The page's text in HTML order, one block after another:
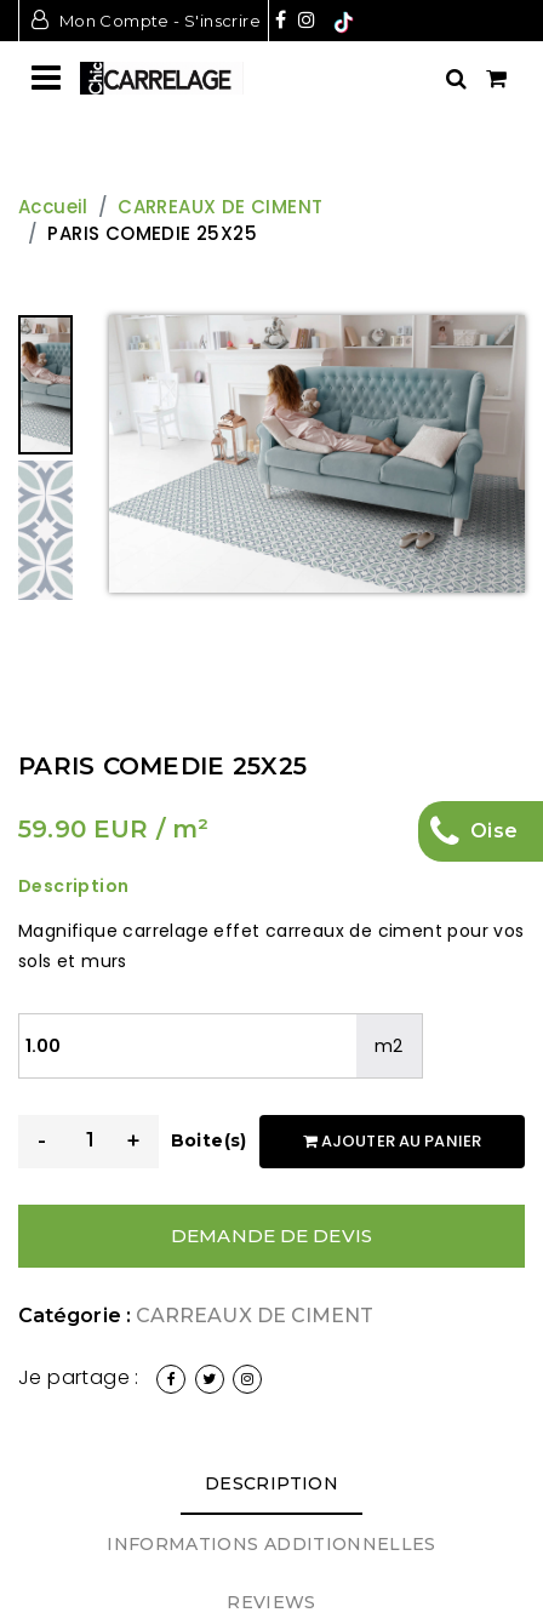
Mon Compte - S'inscrire
Oise
Accueil
CARREAUX DE CIMENT
PARIS COMEDIE 25X25
PARIS COMEDIE 25X25
59.90 EUR / m²
Description
Magnifique carrelage effet carreaux de ciment pour vos
sols et murs
m2
- + Boite(s) AJOUTER AU PANIER
DEMANDE DE DEVIS
Catégorie : CARREAUX DE CIMENT
Je partage :
DESCRIPTION
INFORMATIONS ADDITIONNELLES
REVIEWS